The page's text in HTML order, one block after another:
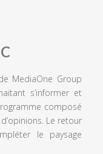
MediaOne Group
s’informer et
composé
Le retour
le paysage